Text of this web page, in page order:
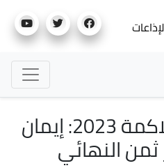
بطولة العالم للملاكمة 2023: إيمان
النهائي